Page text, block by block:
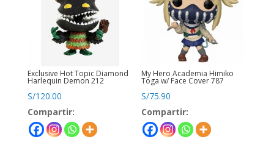
Exclusive Hot Topic Diamond
Harlequin Demon 212
S/120.00
Compartir:
My Hero Academia Himiko
Toga w/ Face Cover 787
S/75.90
Compartir: